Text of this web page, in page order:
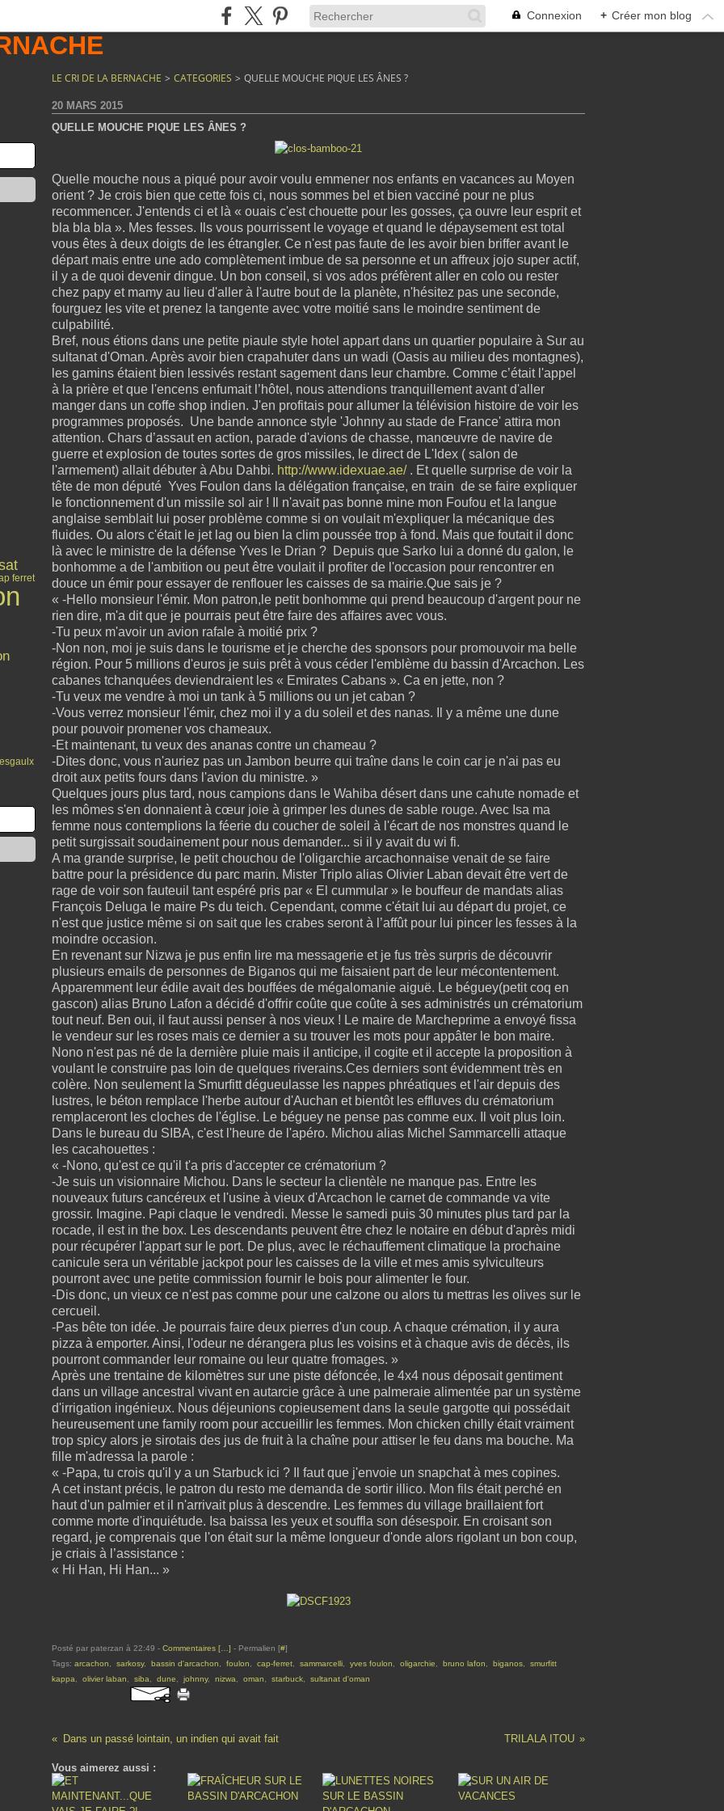
Connexion + Créer mon blog
ferret
LE CRI DE LA BERNACHE > CATEGORIES > QUELLE MOUCHE PIQUE LES ÂNES ?
20 MARS 2015
QUELLE MOUCHE PIQUE LES ÂNES ?
Quelle mouche nous a piqué pour avoir voulu emmener nos enfants en vacances au Moyen
orient ? Je crois bien que cette fois ci, nous sommes bel et bien vacciné pour ne plus
recommencer. J'entends ci et là « ouais c'est chouette pour les gosses, ça ouvre leur esprit et
bla bla bla ». Mes fesses. Ils vous pourrissent le voyage et quand le dépaysement est total
vous êtes à deux doigts de les étrangler. Ce n'est pas faute de les avoir bien briffer avant le
départ mais entre une ado complètement imbue de sa personne et un affreux jojo super actif,
il y a de quoi devenir dingue. Un bon conseil, si vos ados préfèrent aller en colo ou rester
chez papy et mamy au lieu d'aller à l'autre bout de la planète, n'hésitez pas une seconde,
fourguez les vite et prenez la tangente avec votre moitié sans le moindre sentiment de
culpabilité.
Bref, nous étions dans une petite piaule style hotel appart dans un quartier populaire à Sur au
sultanat d'Oman. Après avoir bien crapahuter dans un wadi (Oasis au milieu des montagnes),
les gamins étaient bien lessivés restant sagement dans leur chambre. Comme c’était l'appel
à la prière et que l'encens enfumait l’hôtel, nous attendions tranquillement avant d'aller
manger dans un coffe shop indien. J'en profitais pour allumer la télévision histoire de voir les
programmes proposés. Une bande annonce style 'Johnny au stade de France' attira mon
attention. Chars d’assaut en action, parade d'avions de chasse, manœuvre de navire de
guerre et explosion de toutes sortes de gros missiles, le direct de L'Idex ( salon de
l'armement) allait débuter à Abu Dahbi. http://www.idexuae.ae/. Et quelle surprise de voir la
tête de mon député Yves Foulon dans la délégation française, en train de se faire expliquer
le fonctionnement d'un missile sol air ! Il n'avait pas bonne mine mon Foufou et la langue
anglaise semblait lui poser problème comme si on voulait m'expliquer la mécanique des
fluides. Ou alors c'était le jet lag ou bien la clim poussée trop à fond. Mais que foutait il donc
là avec le ministre de la défense Yves le Drian ? Depuis que Sarko lui a donné du galon, le
bonhomme a de l'ambition ou peut être voulait il profiter de l'occasion pour rencontrer en
douce un émir pour essayer de renflouer les caisses de sa mairie.Que sais je ?
« -Hello monsieur l'émir. Mon patron,le petit bonhomme qui prend beaucoup d'argent pour ne
rien dire, m'a dit que je pourrais peut être faire des affaires avec vous.
-Tu peux m'avoir un avion rafale à moitié prix ?
-Non non, moi je suis dans le tourisme et je cherche des sponsors pour promouvoir ma belle
région. Pour 5 millions d'euros je suis prêt à vous céder l'emblème du bassin d'Arcachon. Les
cabanes tchanquées deviendraient les « Emirates Cabans ». Ca en jette, non ?
-Tu veux me vendre à moi un tank à 5 millions ou un jet caban ?
-Vous verrez monsieur l'émir, chez moi il y a du soleil et des nanas. Il y a même une dune
pour pouvoir promener vos chameaux.
-Et maintenant, tu veux des ananas contre un chameau ?
-Dites donc, vous n'auriez pas un Jambon beurre qui traîne dans le coin car je n'ai pas eu
droit aux petits fours dans l'avion du ministre. »
Quelques jours plus tard, nous campions dans le Wahiba désert dans une cahute nomade et
les mômes s'en donnaient à cœur joie à grimper les dunes de sable rouge. Avec Isa ma
femme nous contemplions la féerie du coucher de soleil à l'écart de nos monstres quand le
petit surgissait soudainement pour nous demander... si il y avait du wi fi.
A ma grande surprise, le petit chouchou de l'oligarchie arcachonnaise venait de se faire
battre pour la présidence du parc marin. Mister Triplo alias Olivier Laban devait être vert de
rage de voir son fauteuil tant espéré pris par « El cummular » le bouffeur de mandats alias
François Deluga le maire Ps du teich. Cependant, comme c'était lui au départ du projet, ce
n'est que justice même si on sait que les crabes seront à l’affût pour lui pincer les fesses à la
moindre occasion.
En revenant sur Nizwa je pus enfin lire ma messagerie et je fus très surpris de découvrir
plusieurs emails de personnes de Biganos qui me faisaient part de leur mécontentement.
Apparemment leur édile avait des bouffées de mégalomanie aiguë. Le béguey(petit coq en
gascon) alias Bruno Lafon a décidé d'offrir coûte que coûte à ses administrés un crématorium
tout neuf. Ben oui, il faut aussi penser à nos vieux ! Le maire de Marcheprime a envoyé fissa
le vendeur sur les roses mais ce dernier a su trouver les mots pour appâter le bon maire.
Nono n'est pas né de la dernière pluie mais il anticipe, il cogite et il accepte la proposition à
voulant le construire pas loin de quelques riverains.Ces derniers sont évidemment très en
colère. Non seulement la Smurfitt dégueulasse les nappes phréatiques et l'air depuis des
lustres, le béton remplace l'herbe autour d'Auchan et bientôt les effluves du crématorium
remplaceront les cloches de l'église. Le béguey ne pense pas comme eux. Il voit plus loin.
Dans le bureau du SIBA, c'est l'heure de l'apéro. Michou alias Michel Sammarcelli attaque
les cacahouettes :
« -Nono, qu'est ce qu'il t'a pris d'accepter ce crématorium ?
-Je suis un visionnaire Michou. Dans le secteur la clientèle ne manque pas. Entre les
nouveaux futurs cancéreux et l'usine à vieux d'Arcachon le carnet de commande va vite
grossir. Imagine. Papi claque le vendredi. Messe le samedi puis 30 minutes plus tard par la
rocade, il est in the box. Les descendants peuvent être chez le notaire en début d'après midi
pour récupérer l'appart sur le port. De plus, avec le réchauffement climatique la prochaine
canicule sera un véritable jackpot pour les caisses de la ville et mes amis sylviculteurs
pourront avec une petite commission fournir le bois pour alimenter le four.
-Dis donc, un vieux ce n'est pas comme pour une calzone ou alors tu mettras les olives sur le
cercueil.
-Pas bête ton idée. Je pourrais faire deux pierres d'un coup. A chaque crémation, il y aura
pizza à emporter. Ainsi, l'odeur ne dérangera plus les voisins et à chaque avis de décès, ils
pourront commander leur romaine ou leur quatre fromages. »
Après une trentaine de kilomètres sur une piste défoncée, le 4x4 nous déposait gentiment
dans un village ancestral vivant en autarcie grâce à une palmeraie alimentée par un système
d'irrigation ingénieux. Nous déjeunions copieusement dans la seule gargotte qui possédait
heureusement une family room pour accueillir les femmes. Mon chicken chilly était vraiment
trop spicy alors je sirotais des jus de fruit à la chaîne pour attiser le feu dans ma bouche. Ma
fille m'adressa la parole :
« -Papa, tu crois qu'il y a un Starbuck ici ? Il faut que j'envoie un snapchat à mes copines.
A cet instant précis, le patron du resto me demanda de sortir illico. Mon fils était perché en
haut d'un palmier et il n'arrivait plus à descendre. Les femmes du village braillaient fort
comme morte d'inquiétude. Isa baissa les yeux et souffla son désespoir. En croisant son
regard, je comprenais que l'on était sur la même longueur d'onde alors rigolant un bon coup,
je criais à l’assistance :
« Hi Han, Hi Han... »
Posté par paterzan à 22:49 - Commentaires [ ] - Permalien [#]
Tags: arcachon sarkosy, bassin d'arcachon foulon cap-ferret sammarcelli yves foulon oligarchie bruno lafon biganos
smurfitt
kappa
olivier laban siba dune johnny, nizwa oman starbuck sultanat d'oman
Dans un passé lointain, un indien qui avait fait TRILALA ITOU
Vous aimerez aussi :